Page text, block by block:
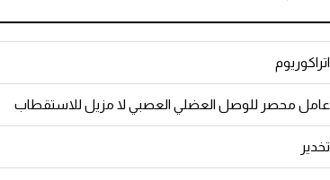
اتراكوريوم
عامل محصر للوصل العضلي العصبي لا مزيل للاستقطاب
تخدير